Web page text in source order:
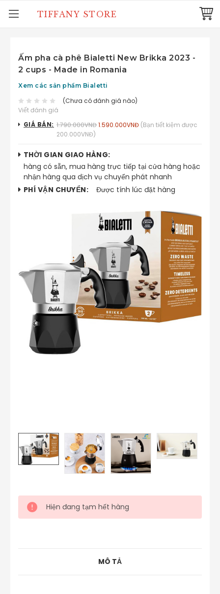
TIFFANY STORE
Ấm pha cà phê Bialetti New Brikka 2023 -
2 cups - Made in Romania
Xem các sản phẩm Bialetti
(Chưa có đánh giá nào)
Viết đánh giá
GIÁ BÁN: 1.790.000VNĐ1.590.000VNĐ (Bạn tiết kiệm được
200.000VNĐ)
THỜI GIAN GIAO HÀNG:
hàng có sẵn, mua hàng trực tiếp tại cửa hàng hoặc
nhận hàng qua dịch vụ chuyển phát nhanh
PHÍ VẬN CHUYỂN:
Được tính lúc đặt hàng
Hiện đang tạm hết hàng
MÔ TẢ